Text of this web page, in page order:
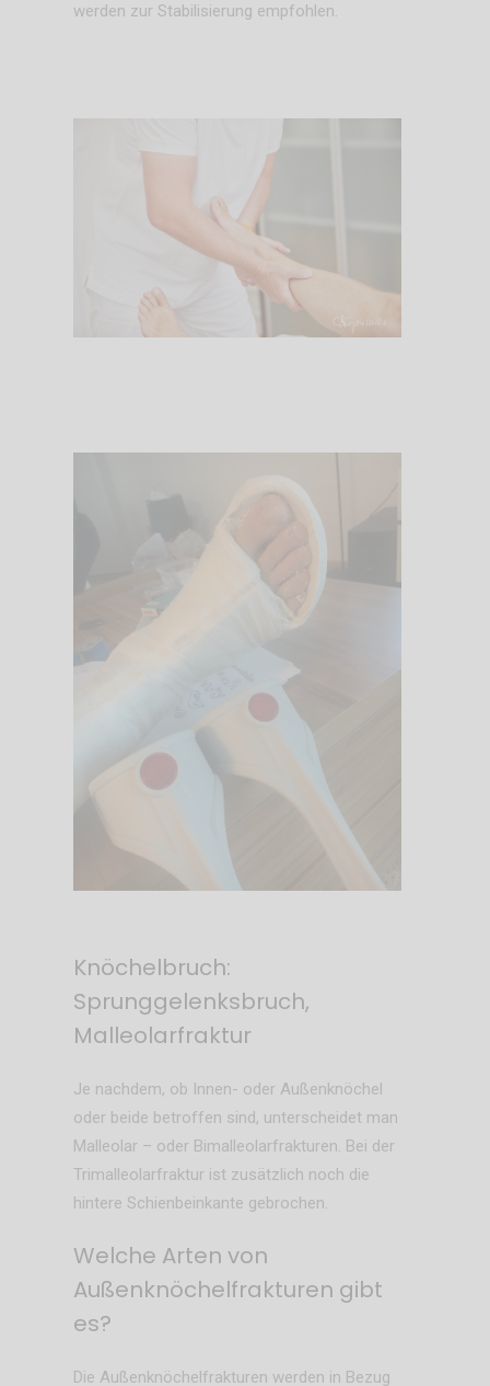
werden zur Stabilisierung empfohlen.
Knöchelbruch:
Sprunggelenksbruch,
Malleolarfraktur
Je nachdem, ob Innen- oder Außenknöchel
oder beide betroffen sind, unterscheidet man
Malleolar – oder Bimalleolarfrakturen. Bei der
Trimalleolarfraktur ist zusätzlich noch die
hintere Schienbeinkante gebrochen.
Welche Arten von
Außenknöchelfrakturen gibt
es?
Die Außenknöchelfrakturen werden in Bezug